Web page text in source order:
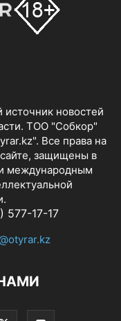
источник новостей
ТОО "Собкор"
Все права на
защищены в
и международным
577-17-17